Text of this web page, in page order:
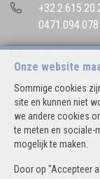
Onze website
Sommige cookies
site en kunnen niet
we andere cookies
te meten en sociale-
mogelijk te maken.
Door op "Accepteer
0471.094.078
Toezichthoudende
Luxemburgstraat, 16B
www.biv.be-
BA en borgstelling